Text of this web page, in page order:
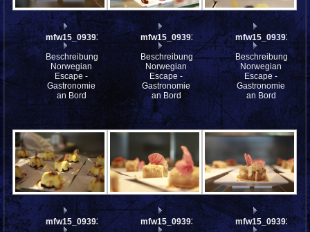
mfw15_093937
Beschreibung:
Norwegian
Escape -
Gastronomie
an Bord
mfw15_093935
Beschreibung:
Norwegian
Escape -
Gastronomie
an Bord
mfw15_093934
Beschreibung:
Norwegian
Escape -
Gastronomie
an Bord
mfw15_093932
mfw15_093931
mfw15_093930